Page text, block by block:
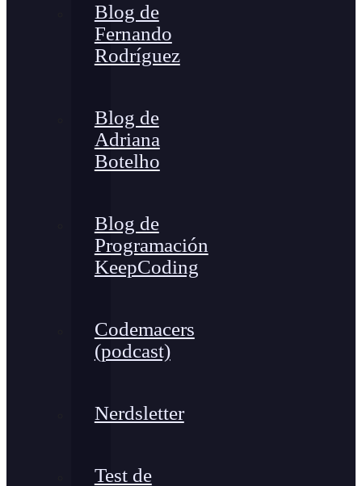
Blog de
Fernando
Rodríguez
Blog de
Adriana
Botelho
Blog de
Programación
KeepCoding
Codemacers
(podcast)
Nerdsletter
Test de